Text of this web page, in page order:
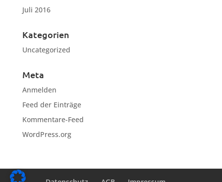
Juli 2016
Kategorien
Uncategorized
Meta
Anmelden
Feed der Einträge
Kommentare-Feed
WordPress.org